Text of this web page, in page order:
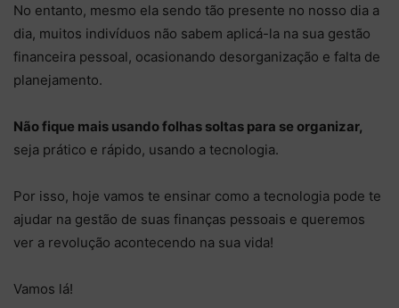
No entanto, mesmo ela sendo tão presente no nosso dia a
dia, muitos indivíduos não sabem aplicá-la na sua gestão
financeira pessoal, ocasionando desorganização e falta de
planejamento.
Não fique mais usando folhas soltas para se organizar,
seja prático e rápido, usando a tecnologia.
Por isso, hoje vamos te ensinar como a tecnologia pode te
ajudar na gestão de suas finanças pessoais e queremos
ver a revolução acontecendo na sua vida!
Vamos lá!